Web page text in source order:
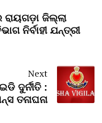
ରାୟଗଡ଼ା ଜିଲ୍ଲା
ନିର୍ବାହୀ ଯନ୍ତ୍ରୀ
Next
ଦୁର୍ନୀତି :
ତନାଘନା